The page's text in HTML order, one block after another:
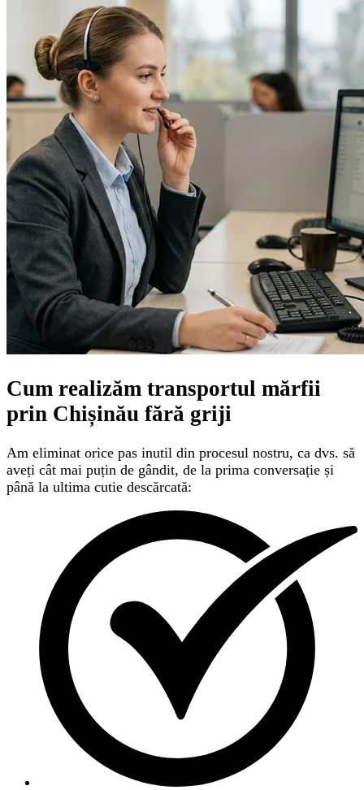
Cum realizăm transportul mărfii
prin Chișinău fără griji
Am eliminat orice pas inutil din procesul nostru, ca dvs. să
aveți cât mai puțin de gândit, de la prima conversație și
până la ultima cutie descărcată: